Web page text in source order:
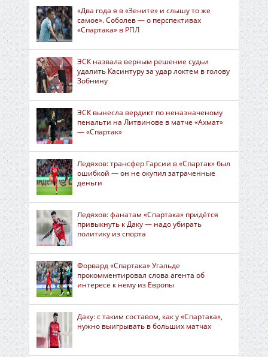
«Два года я в «Зените» и слышу то же
самое». Соболев — о перспективах
«Спартака» в РПЛ
ЭСК назвала верным решение судьи
удалить Касинтуру за удар локтем в голову
Зобнину
ЭСК вынесла вердикт по неназначеному
пенальти на Литвинове в матче «Ахмат»
— «Спартак»
Ледяхов: трансфер Гарсии в «Спартак» был
ошибкой — он не окупил затраченные
деньги
Ледяхов: фанатам «Спартака» придётся
привыкнуть к Даку — надо убирать
политику из спорта
Форвард «Спартака» Угальде
прокомментировал слова агента об
интересе к нему из Европы
Даку: с таким составом, как у «Спартака»,
нужно выигрывать в больших матчах